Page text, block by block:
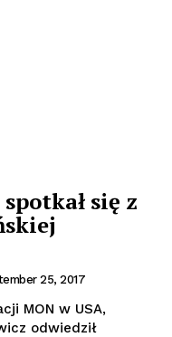
się z
25, 2017
MON w USA,
odwiedził